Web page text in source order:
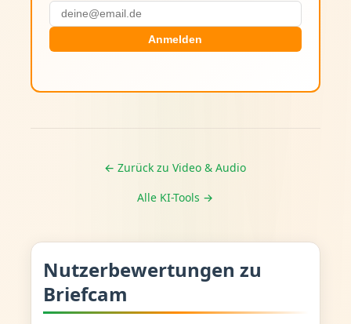
Anmelden
← Zurück zu Video & Audio
Alle KI-Tools →
Nutzerbewertungen zu
Briefcam